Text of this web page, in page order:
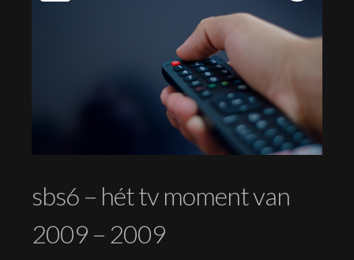
sbs6 – hét tv moment van
2009 – 2009